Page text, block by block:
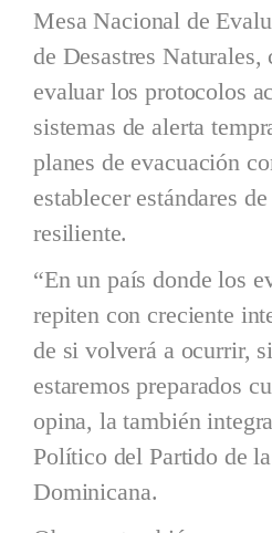
Mesa Nacional de
de Desastres
evaluar los protocolos
sistemas de alerta
planes de evacuación
establecer estándares
resiliente.
“En un país donde los
repiten con creciente
de si volverá a ocurrir,
estaremos preparados
opina, la también
Político del Partido de
Dominicana.